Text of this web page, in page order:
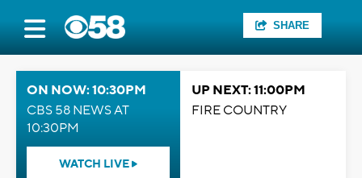
SHARE
ON NOW: 10:30PM
CBS 58 NEWS AT
10:30PM
WATCH LIVE
UP NEXT: 11:00PM
FIRE COUNTRY